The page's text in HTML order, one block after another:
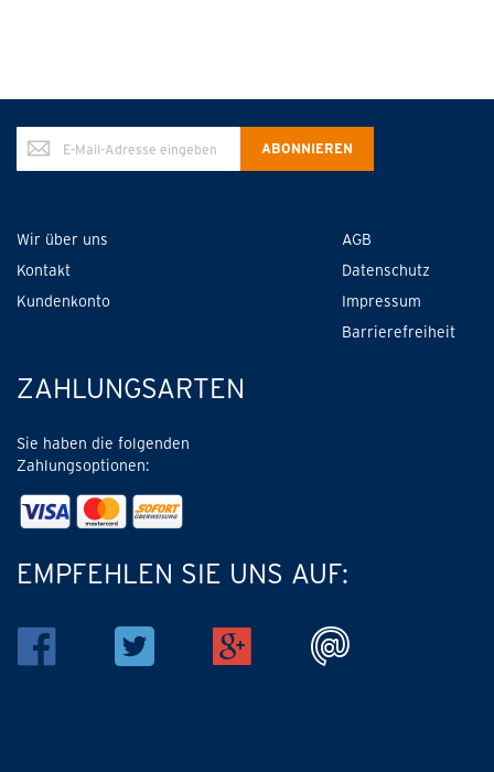
Annmeldung
zum
ABONNIEREN
Wir über uns
Kontakt
Kundenkonto
AGB
Datenschutz
Impressum
Barrierefreiheit
ZAHLUNGSARTEN
Sie haben die folgenden
Zahlungsoptionen:
EMPFEHLEN SIE UNS AUF: